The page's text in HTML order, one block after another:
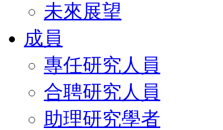
未來展望
成員
專任研究人員
合聘研究人員
助理研究學者